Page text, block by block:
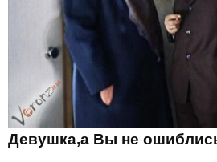
Девушка,а Вы не